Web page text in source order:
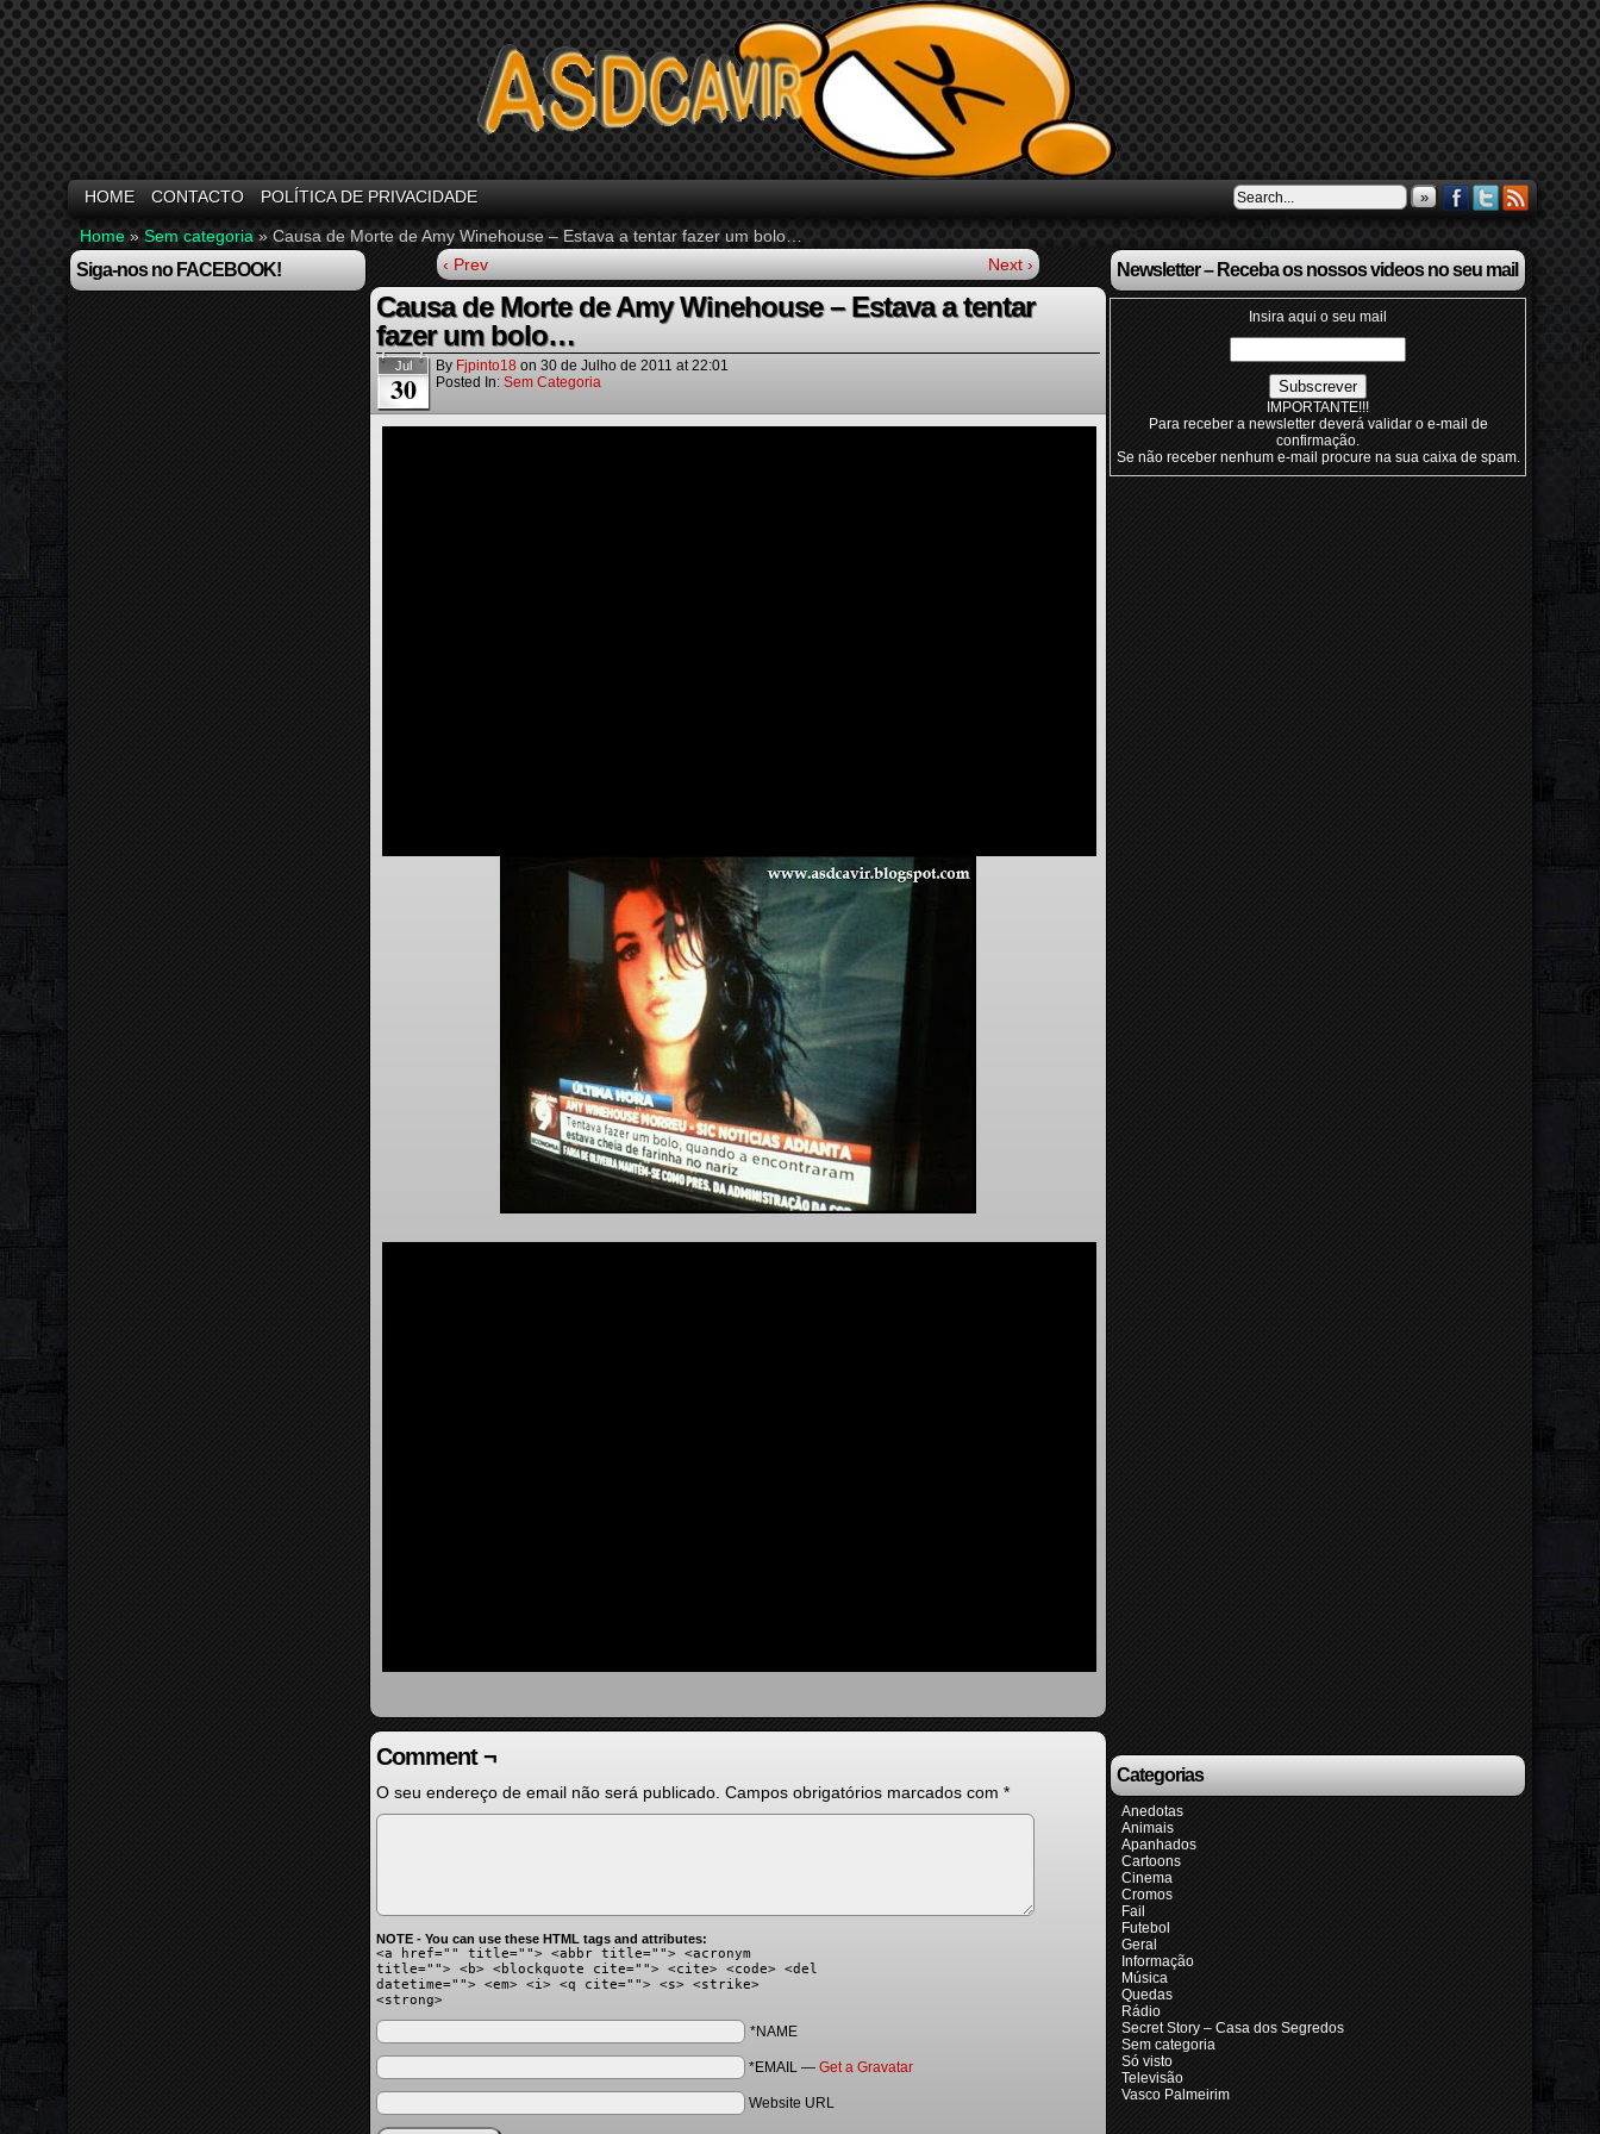
HOME CONTACTO POLÍTICA DE PRIVACIDADE »
Home » Sem categoria » Causa de Morte de Amy Winehouse – Estava a tentar fazer um bolo…
Siga-nos no FACEBOOK! ‹ Prev Next ›
Causa de Morte de Amy Winehouse – Estava a tentar
fazer um bolo…
Jul
30
By Fjpinto18 on 30 de Julho de 2011 at22:01
Posted In: Sem Categoria
Comment ¬
O seu endereço de email não será publicado. Campos obrigatórios marcados com *
NOTE - You can use these HTML tags and attributes:
<a href="" title=""> <abbr title=""> <acronym
title=""> <b> <blockquote cite=""> <cite> <code> <del
datetime=""> <em> <i> <q cite=""> <s> <strike>
<strong>
*NAME
*EMAIL — Get a Gravatar
Website URL
Newsletter – Receba os nossos videos no seu mail
Insira aqui o seu mail
IMPORTANTE!!!
Para receber a newsletter deverá validar o e-mail de
confirmação.
Se não receber nenhum e-mail procure na sua caixa de spam.
Categorias
Anedotas
Animais
Apanhados
Cartoons
Cinema
Cromos
Fail
Futebol
Geral
Informação
Música
Quedas
Rádio
Secret Story – Casa dos Segredos
Sem categoria
Só visto
Televisão
Vasco Palmeirim